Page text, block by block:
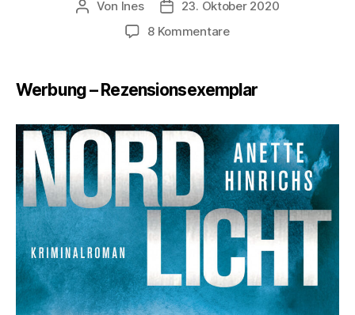
Beitragsautor
Von Ines Veröffentlichungsdatum
23. Oktober 2020
8 Kommentarezu
dänische
Krimiserie
Werbung – Rezensionsexemplar